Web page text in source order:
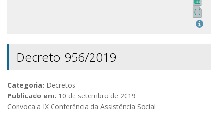
Decreto 956/2019
Categoria: Decretos
Publicado em: 10 de setembro de 2019
Convoca a IX Conferência da Assistência Social